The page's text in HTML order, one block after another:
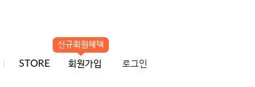
STORE
신규회원혜택
회원가입 로그인